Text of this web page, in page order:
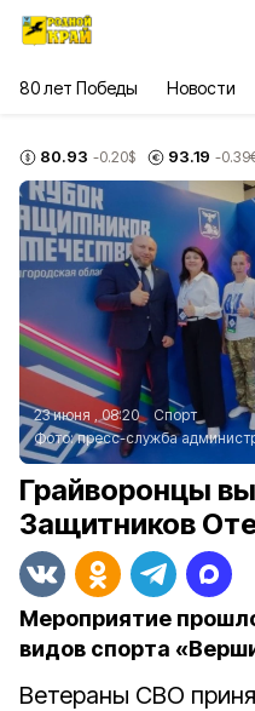
80 лет Победы Новости
80.93 -0.20$ 93.19 -0.39
23 июня , 08:20
Спорт
Фото:пресс-служба
Грайворонцы
Защитников
Мероприятие
видов спорта
Ветераны СВО